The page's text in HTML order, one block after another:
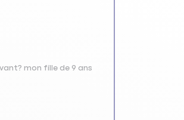
mon fille de 9 ans